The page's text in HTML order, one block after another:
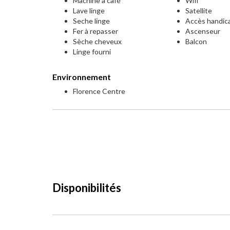
Lave linge
Seche linge
Fer à repasser
Sèche cheveux
Linge fourni
Satellite
Accès
Ascenseur
Balcon
Environnement
Florence Centre
Disponibilités